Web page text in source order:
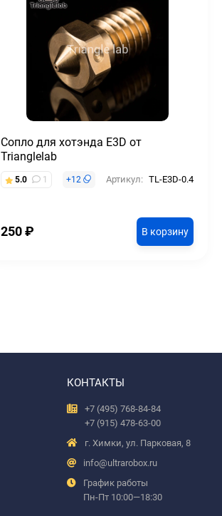
Сопло для хотэнда E3D от
Trianglelab
5.0 1 +12 Артикул: TL-E3D-0.4
250₽ В корзину
КОНТАКТЫ
+7 (495) 768-84-84
+7 (915) 478-63-00
г. Химки, ул. Парковая, 8
info@ultrarobox.ru
График работы
Пн-Пт 10:00—18:30